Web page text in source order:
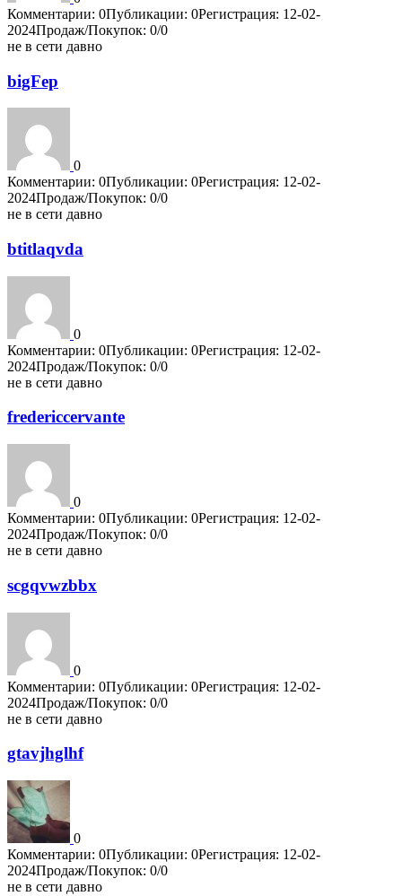
Комментарии: 0Публикации: 0Регистрация: 12-02-
2024Продаж/Покупок: 0/0
не в сети давно
bigFep
0
Комментарии: 0Публикации: 0Регистрация: 12-02-
2024Продаж/Покупок: 0/0
не в сети давно
btitlaqvda
0
Комментарии: 0Публикации: 0Регистрация: 12-02-
2024Продаж/Покупок: 0/0
не в сети давно
fredericcervante
0
Комментарии: 0Публикации: 0Регистрация: 12-02-
2024Продаж/Покупок: 0/0
не в сети давно
scgqvwzbbx
0
Комментарии: 0Публикации: 0Регистрация: 12-02-
2024Продаж/Покупок: 0/0
не в сети давно
gtavjhglhf
0
Комментарии: 0Публикации: 0Регистрация: 12-02-
2024Продаж/Покупок: 0/0
не в сети давно